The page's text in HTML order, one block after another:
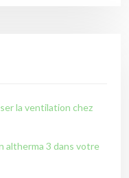
la ventilation chez
altherma 3 dans votre